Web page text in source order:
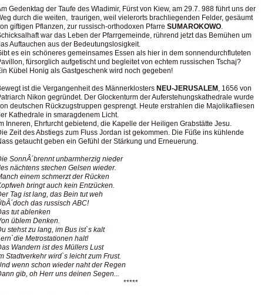
Gedenktag der Taufe des Wladimir, Fürst von Kiew, am 29.7. 988 führt uns der
durch die weiten, traurigen, weil vielerorts brachliegenden Felder, gesäumt
giftigen Pflanzen, zur russisch-orthodoxen Pfarre SUMAROKOWO.
war das Leben der Pfarrgemeinde, rührend jetzt das Bemühen um
Auftauchen aus der Bedeutungslosigkeit.
es ein schöneres gemeinsames Essen als hier in dem sonnendurchfluteten
fürsorglich aufgetischt und begleitet von echtem russischen Tschaj?
Kübel Honig als Gastgeschenk wird noch gegeben!
ist die Vergangenheit des Männerklosters NEU-JERUSALEM, 1656 von
Nikon gegründet. Der Glockenturm der Auferstehungskathedrale wurde
deutschen Rückzugstruppen gesprengt. Heute erstrahlen die Majolikafliesen
Kathedrale in smaragdenem Licht.
Inneren, Ehrfurcht gebietend, die Kapelle der Heiligen Grabstätte Jesu.
Zeit des Abstiegs zum Fluss Jordan ist gekommen. Die Füße ins kühlende
getaucht geben ein Gefühl der Stärkung und Erneuerung.
SonnÂ´brennt unbarmherzig nieder
nächtens stechen Gelsen wieder.
einem schmerzt der Rücken
bringt auch kein Entzücken.
Tag ist lang, das Bein tut weh
das russisch ABC!
tut ablenken
üblem Denken.
stehst zu lang, im Bus ist`s kalt
Metrostationen halt!
Wandern ist des Müllers Lust
Stadtverkehr wird`s leicht zum Frust.
wenn schon wieder naht der Regen
gib, oh Herr uns deinen Segen...
*****